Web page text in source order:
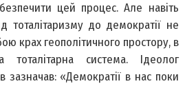
цей процес. Але навіть
тоталітаризму до демократії не
крах геополітичного простору, в
тоталітарна система. Ідеолог
«Демократії в нас поки